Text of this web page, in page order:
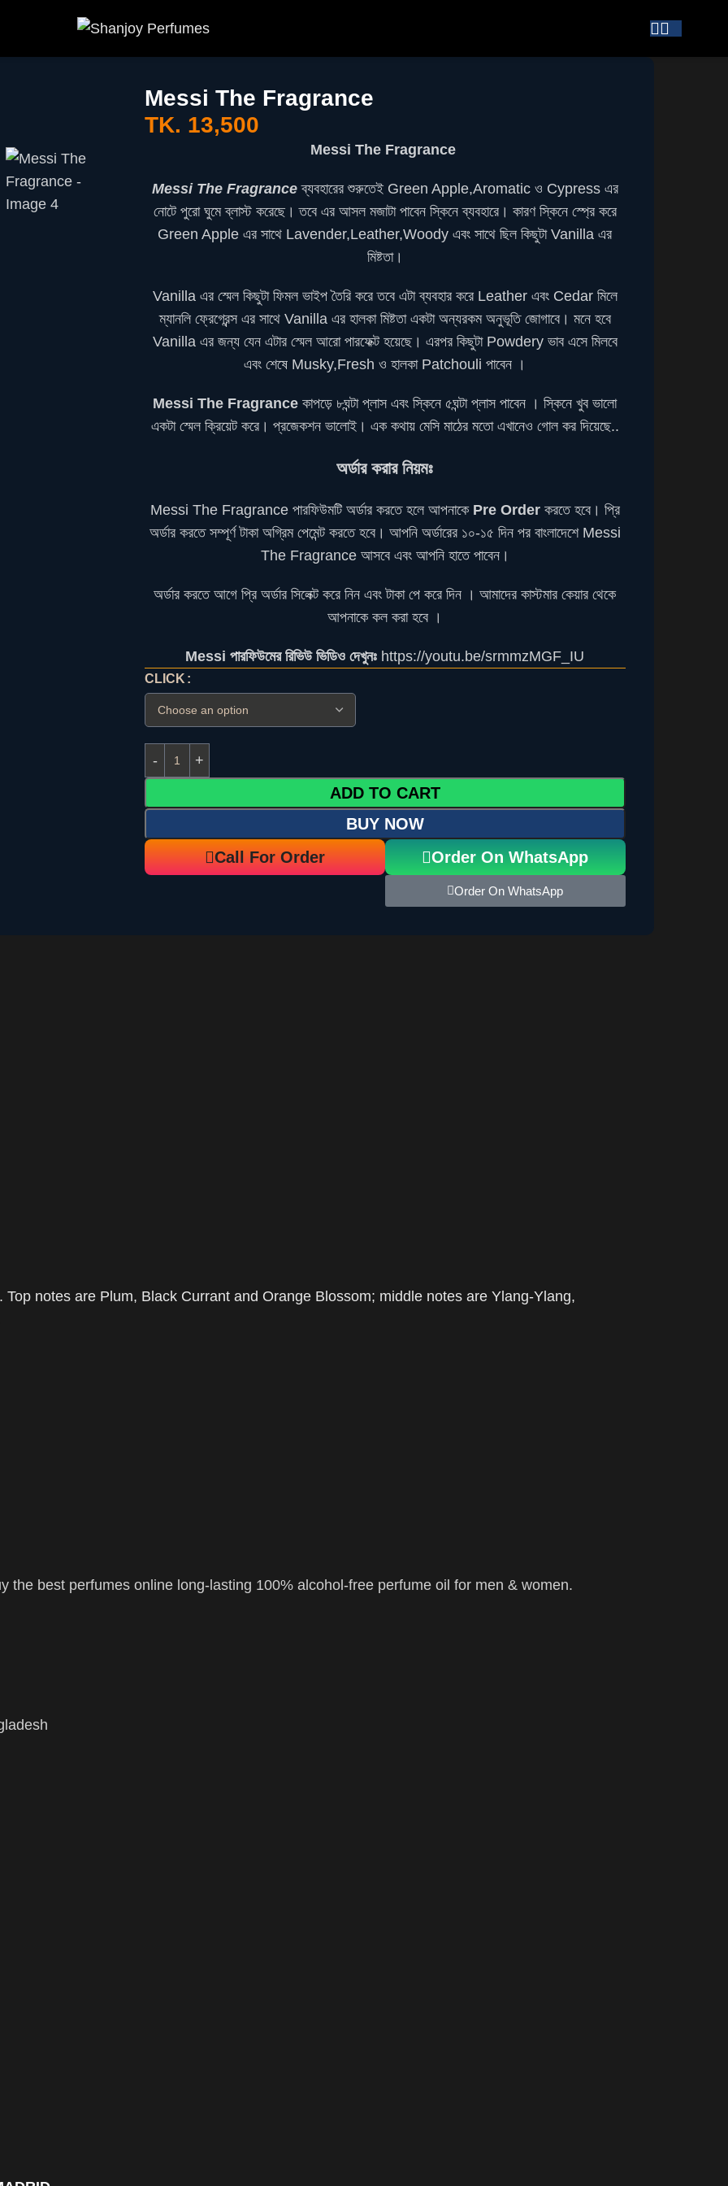
Messi The Fragrance
TK. 13,500
Messi The Fragrance
Messi The Fragranceব্যবহারের শুরুতেই Green Apple,Aromatic ও Cypress এর
নোটে পুরো ঘুমে ব্লাস্ট করেছে। তবে এর আসল মজাটা পাবেন স্কিনে ব্যবহারে। কারণ স্কিনে স্প্রে করে
Green Apple এর সাথে Lavender,Leather,Woody এবং সাথে ছিল কিছুটা Vanilla এর
মিষ্টতা।
Vanilla এর স্মেল কিছুটা ফিমল ভাইপ তৈরি করে তবে এটা ব্যবহার করে Leather এবং Cedar মিলে
ম্যানলি ফ্রেগ্রেন্স এর সাথে Vanilla এর হালকা মিষ্টতা একটা অন্যরকম অনুভূতি জোগাবে। মনে হবে
Vanilla এর জন্য যেন এটার স্মেল আরো পারফেক্ট হয়েছে। এরপর কিছুটা Powdery ভাব এসে মিলবে
এবং শেষে Musky,Fresh ও হালকা Patchouli পাবেন ।
Messi The Fragrance কাপড়ে ৮ঘন্টা প্লাস এবং স্কিনে ৫ঘন্টা প্লাস পাবেন । স্কিনে খুব ভালো
একটা স্মেল ক্রিয়েট করে। প্রজেকশন ভালোই। এক কথায় মেসি মাঠের মতো এখানেও গোল কর দিয়েছে..
অর্ডার করার নিয়মঃ
Messi The Fragrance পারফিউমটি অর্ডার করতে হলে আপনাকে Pre Order করতে হবে। প্রি
অর্ডার করতে সম্পূর্ণ টাকা অগ্রিম পেমেন্ট করতে হবে। আপনি অর্ডারের ১০-১৫ দিন পর বাংলাদেশে Messi
The Fragrance আসবে এবং আপনি হাতে পাবেন।
অর্ডার করতে আগে প্রি অর্ডার সিলেক্ট করে নিন এবং টাকা পে করে দিন । আমাদের কাস্টমার কেয়ার থেকে
আপনাকে কল করা হবে ।
Messi পারফিউমের রিভিউ ভিডিও দেখুনঃ https://youtu.be/srmmzMGF_IU
CLICK
ADD TO CART
BUY NOW
Call For Order
Order On WhatsApp
Order On WhatsApp
best perfumes online long-lasting 100% alcohol-free perfume oil for men & women.